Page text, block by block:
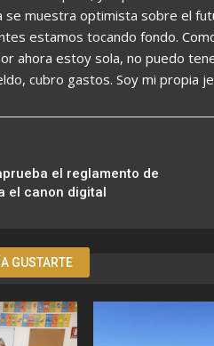
se muestra optimista sobre el
estamos tocando fondo.
ahora estoy sola, no puedo
cubro gastos. Soy mi propia
el reglamento de
el canon digital
GUSTARTE